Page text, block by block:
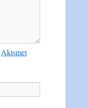
Akismet